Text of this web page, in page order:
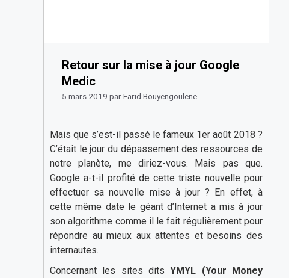
Retour sur la mise à jour Google
Medic
5 mars 2019 parFarid Bouyengoulene
Mais que s’est-il passé le fameux 1er août 2018 ?
C’était le jour du dépassement des ressources de
notre planète, me diriez-vous. Mais pas que.
Google a-t-il profité de cette triste nouvelle pour
effectuer sa nouvelle mise à jour ? En effet, à
cette même date le géant d’Internet a mis à jour
son algorithme comme il le fait régulièrement pour
répondre au mieux aux attentes et besoins des
internautes.
Concernant les sites ditsYMYL (Your Money